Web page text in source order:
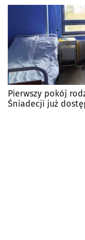
Pierwszy pokój
Śniadecji już